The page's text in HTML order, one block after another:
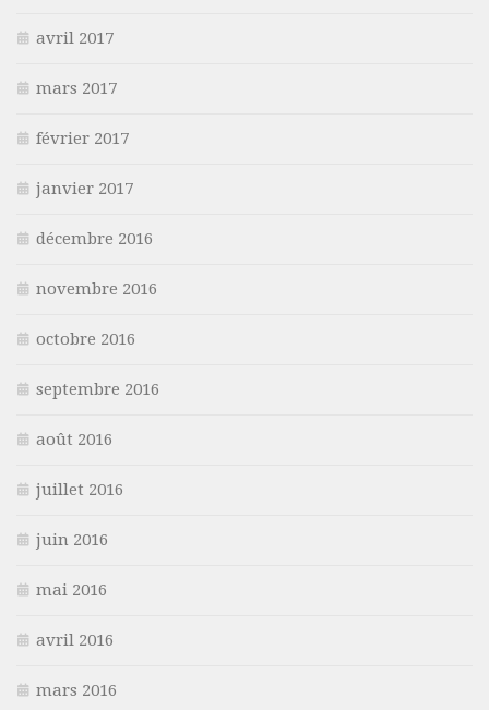
avril 2017
mars 2017
février 2017
janvier 2017
décembre 2016
novembre 2016
octobre 2016
septembre 2016
août 2016
juillet 2016
juin 2016
mai 2016
avril 2016
mars 2016